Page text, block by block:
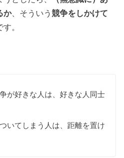
か、そういう競争をしかけて
す。
が好きな人は、好きな人同士
いてしまう人は、距離を置け